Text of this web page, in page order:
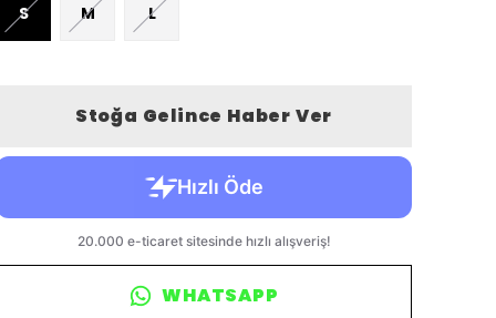
S M L
Stoğa Gelince Haber Ver
WHATSAPP